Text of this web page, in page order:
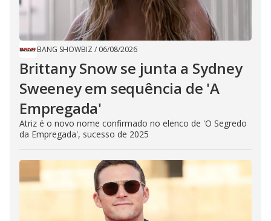
BANG SHOWBIZ / 06/08/2026
Brittany Snow se junta a Sydney
Sweeney em sequência de ​'A
Empregada​'
Atriz é o novo nome confirmado no elenco de 'O Segredo
da Empregada', sucesso de 2025